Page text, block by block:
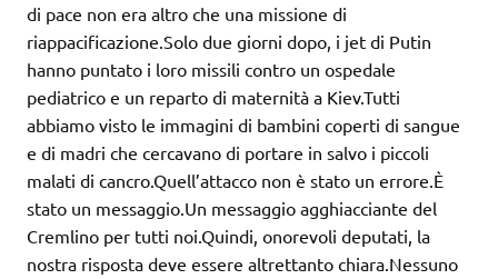
di pace non era altro che una missione di
riappacificazione.Solo due giorni dopo, i jet di Putin
hanno puntato i loro missili contro un ospedale
pediatrico e un reparto di maternità a Kiev.Tutti
abbiamo visto le immagini di bambini coperti di sangue
e di madri che cercavano di portare in salvo i piccoli
malati di cancro.Quell’attacco non è stato un errore.È
stato un messaggio.Un messaggio agghiacciante del
Cremlino per tutti noi.Quindi, onorevoli deputati, la
nostra risposta deve essere altrettanto chiara.Nessuno